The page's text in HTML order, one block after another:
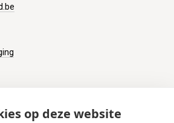
op deze website